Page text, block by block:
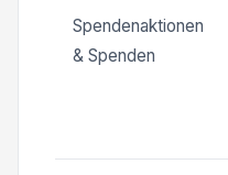
Spendenaktionen
& Spenden